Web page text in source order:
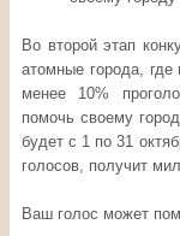
Во второй этап
атомные города,
менее 10%
помочь своему
будет с 1 по 31
голосов, получит
Ваш голос может